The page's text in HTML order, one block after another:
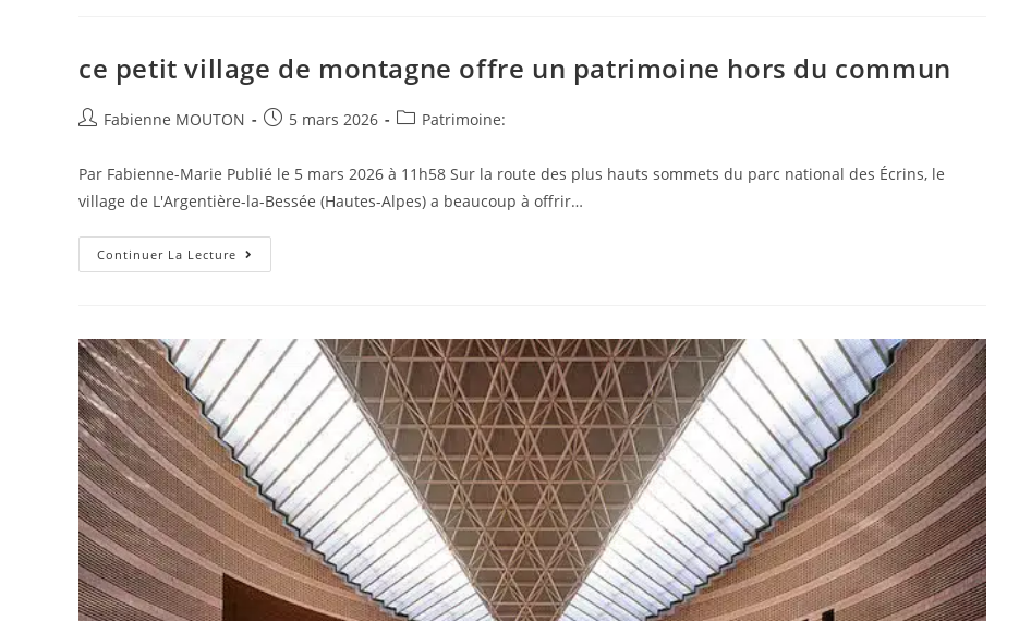
L’église
Saint-
Saturnin
Blois
ce petit village de montagne offre un patrimoine hors du commun
Auteur/autrice
la
publication :
Fabienne MOUTON
Post5 mars 2026
PostPatrimoine:
Par Fabienne-Marie Publié le 5 mars 2026 à 11h58 Sur la route des plus hauts sommets du parc national des Écrins, le
village de L'Argentière-la-Bessée (Hautes-Alpes) a beaucoup à offrir…
Continuer La Lecture Ce
Petit
Un
Patrimoine
Hors
Du
Commun